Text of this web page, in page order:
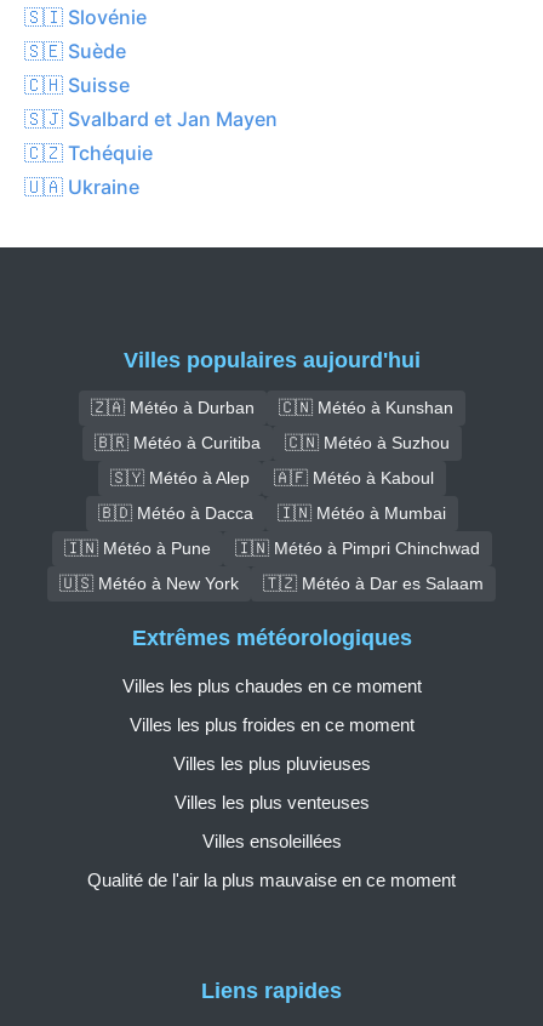
🇸🇮 Slovénie
🇸🇪 Suède
🇨🇭 Suisse
🇸🇯 Svalbard et Jan Mayen
🇨🇿 Tchéquie
🇺🇦 Ukraine
Villes populaires aujourd'hui
🇿🇦 Météo à Durban
🇨🇳 Météo à Kunshan
🇧🇷 Météo à Curitiba
🇨🇳 Météo à Suzhou
🇸🇾 Météo à Alep
🇦🇫 Météo à Kaboul
🇧🇩 Météo à Dacca
🇮🇳 Météo à Mumbai
🇮🇳 Météo à Pune
🇮🇳 Météo à Pimpri Chinchwad
🇺🇸 Météo à New York
🇹🇿 Météo à Dar es Salaam
Liens rapides
Extrêmes météorologiques
Villes les plus chaudes en ce moment
Villes les plus froides en ce moment
Villes les plus pluvieuses
Villes les plus venteuses
Villes ensoleillées
Qualité de l'air la plus mauvaise en ce moment